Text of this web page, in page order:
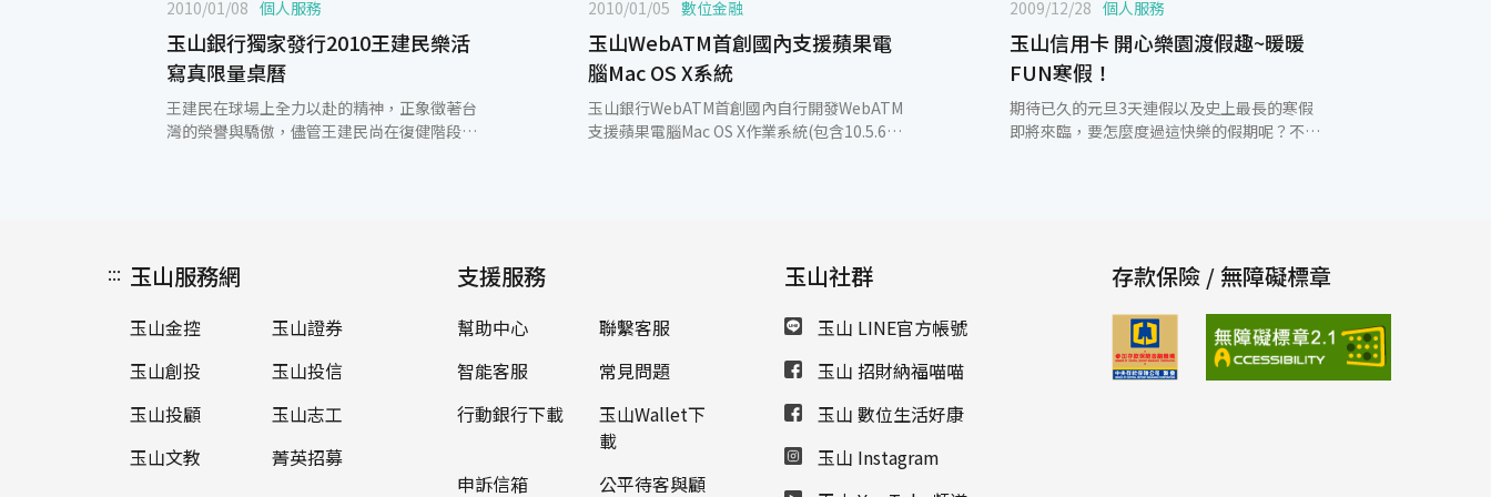
2010/01/08 個人服務
玉山銀行獨家發行2010王建民樂活
寫真限量桌曆
王建民在球場上全力以赴的精神，正象徵著台
灣的榮譽與驕傲，儘管王建民尚在復健階段，
活寫真，傳達休閒、健康的生活態度，讓顧客
體驗不一樣的王建民。自2010年1月11日起至
2月28日止，王建民認同卡卡友可以紅利點數
2,000點臨櫃兌換「2010王建民樂活寫真桌
曆」乙份（正附卡合併限兌領乙份），其餘玉
山卡友亦可以紅利點數2,500點兌換乙份，喜
愛王建民的卡友，可以把握機會，數量有限，
年。除此之外，活動期間內，於玉山銀行臨櫃
2010/01/05 數位金融
玉山WebATM首創國內支援蘋果電
腦Mac OS X系統
玉山銀行WebATM首創國內自行開發WebATM
支援蘋果電腦Mac OS X作業系統(包含10.5.6與
根據2009年12月網路零售龍頭亞馬遜網站最
新調查，蘋果Mac成為消費者心目中最想收到
的耶誕禮物，在在顯示出蘋果Mac在市場上已
成為消費者心目中的理想品牌，然而市面上眾
多支援Mac的應用軟體中，獨缺網路族群最常
使用的WebATM服務，每每讓蘋果迷遇到轉帳
需求時，卻要出門找尋ATM或切換到其他作業
系統進行交易，大大降低他們網路購物的便利
性。玉山銀行從顧客需求出發，短時間內開發
出Mac版本的WebATM服務，深獲網友好評。
2009/12/28 個人服務
玉山信用卡 開心樂園渡假趣~暖暖
FUN寒假！
期待已久的元旦3天連假以及史上最長的寒假
即將來臨，要怎麼度過這快樂的假期呢？不妨
卡友專屬優惠，讓卡友開心FUN寒假！玉山銀
行表示，這次推出的開心樂園渡假趣活動，不
論卡友是要當天來回或是二天一夜都能享有優
惠。2010/1/1~2/28憑玉山卡到遠雄海洋世
界，享親子驚喜優惠價1,280元(1大人+1位12
歲以下小朋友)，另加贈100元園內抵用券；平
::: 玉山服務網
玉山金控
玉山證券
玉山創投
玉山投信
玉山投顧
玉山志工
玉山文教
菁英招募
支援服務
幫助中心
聯繫客服
智能客服
常見問題
行動銀行下載
玉山Wallet下
載
申訴信箱
公平待客與顧
玉山社群
玉山 LINE官方帳號
玉山 招財納福喵喵
玉山 數位生活好康
玉山 Instagram
存款保險 / 無障礙標章